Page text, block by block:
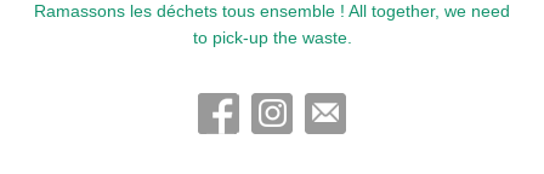
Ramassons les déchets tous ensemble ! All together, we need
to pick-up the waste.